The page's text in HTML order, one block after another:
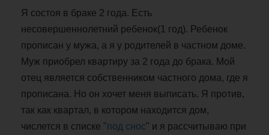
Я состоя в браке 2 года. Есть
несовершеннолетний ребенок(1 год). Ребенок
прописан у мужа, а я у родителей в частном доме.
Муж приобрел квартиру за 2 года до брака. Мой
отец является собственником частного дома, где я
прописана. Но он хочет меня выписать. Я против,
так как квартал, в котором находится дом,
числется в списке "под снос" и я рассчитываю при